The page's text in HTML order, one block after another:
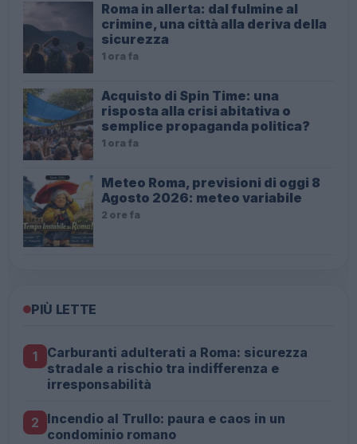
Roma in allerta: dal fulmine al
crimine, una città alla deriva della
sicurezza
1 ora fa
Acquisto di Spin Time: una
risposta alla crisi abitativa o
semplice propaganda politica?
1 ora fa
Meteo Roma, previsioni di oggi 8
Agosto 2026: meteo variabile
2 ore fa
PIÙ LETTE
1
Carburanti adulterati a Roma: sicurezza
stradale a rischio tra indifferenza e
irresponsabilità
2 Incendio al Trullo: paura e caos in un
condominio romano